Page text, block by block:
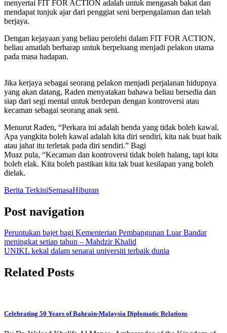
menyertai FIT FOR ACTION adalah untuk mengasah bakat dan
mendapat tunjuk ajar dari penggiat seni berpengalaman dan telah
berjaya.
Dengan kejayaan yang beliau perolehi dalam FIT FOR ACTION,
beliau amatlah berharap untuk berpeluang menjadi pelakon utama
pada masa hadapan.
Jika kerjaya sebagai seorang pelakon menjadi perjalanan hidupnya
yang akan datang, Raden menyatakan bahawa beliau bersedia dan
siap dari segi mental untuk berdepan dengan kontroversi atau
kecaman sebagai seorang anak seni.
Menurut Raden, “Perkara ini adalah benda yang tidak boleh kawal.
Apa yangkita boleh kawal adalah kita diri sendiri, kita nak buat baik
atau jahat itu terletak pada diri sendiri.” Bagi
Muaz pula, “Kecaman dan kontroversi tidak boleh halang, tapi kita
boleh elak. Kita boleh pastikan kita tak buat kesilapan yang boleh
dielak.
Berita TerkiniSemasaHiburan
Post navigation
Peruntukan bajet bagi Kementerian Pembangunan Luar Bandar
meningkat setiap tahun – Mahdzir Khalid
UNIKL kekal dalam senarai universiti terbaik dunia
Related Posts
Celebrating 50 Years of Bahrain-Malaysia Diplomatic Relations